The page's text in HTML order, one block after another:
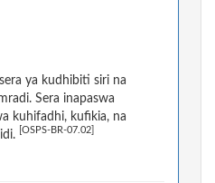
ya kudhibiti siri na
Sera inapaswa
kuhifadhi, kufikia, na
[OSPS-BR-07.02]